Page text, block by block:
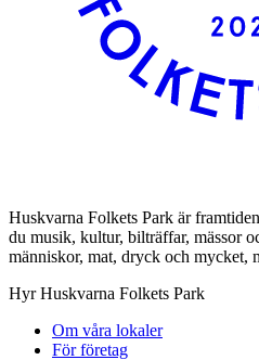
Huskvarna Folkets Park är
du musik, kultur, bilträffar, mässor
människor, mat, dryck och mycket,
Hyr Huskvarna Folkets Park
Om våra lokaler
För företag